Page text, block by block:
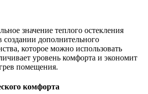
значение теплого остекления
создании дополнительного
которое можно использовать
уровень комфорта и экономит
помещения.
комфорта